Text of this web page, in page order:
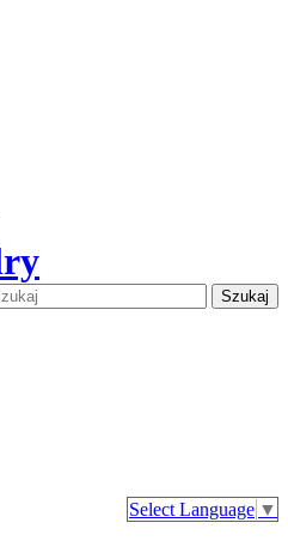
Szukaj
Select Language ▼